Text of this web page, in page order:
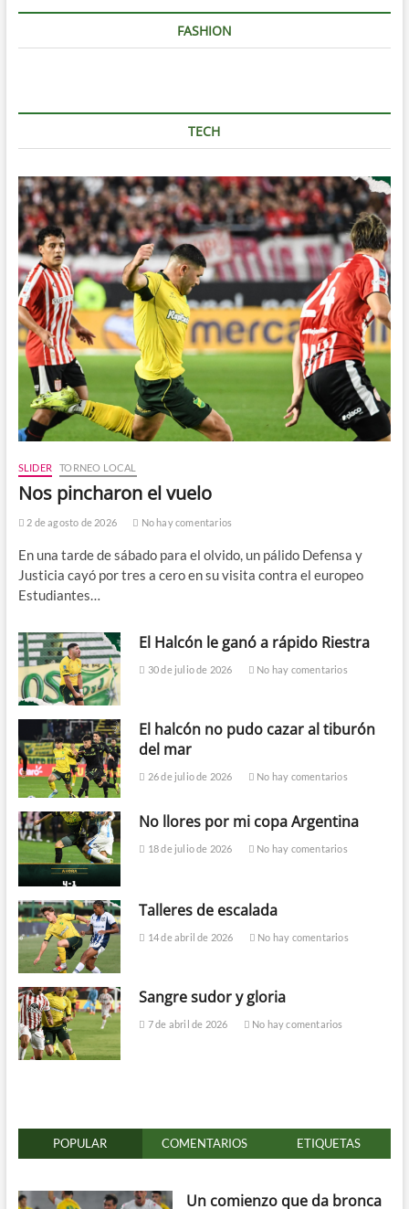
FASHION
TECH
SLIDER TORNEO LOCAL
Nos pincharon el vuelo
2 de agosto de 2026 No hay comentarios
En una tarde de sábado para el olvido, un pálido Defensa y
Justicia cayó por tres a cero en su visita contra el europeo
Estudiantes…
El Halcón le ganó a rápido Riestra
30 de julio de 2026 No hay comentarios
El halcón no pudo cazar al tiburón
del mar
26 de julio de 2026 No hay comentarios
No llores por mi copa Argentina
18 de julio de 2026 No hay comentarios
Talleres de escalada
14 de abril de 2026 No hay comentarios
Sangre sudor y gloria
7 de abril de 2026 No hay comentarios
POPULAR COMENTARIOS ETIQUETAS
Un comienzo que da bronca